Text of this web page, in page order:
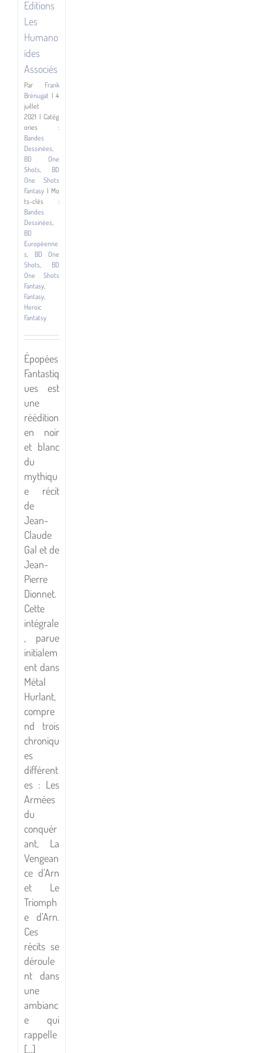
Éditions
Les
Humano
ïdes
Associés
Par Frank
Brénugat | 4
juillet
2021 | Catég
ories :
Bandes
Dessinées,
BD One
Shots, BD
One Shots
Fantasy | Mo
ts-clés :
Bandes
Dessinées,
BD
Européenne
s, BD One
Shots, BD
One Shots
Fantasy,
Fantasy,
Heroic
Fantatsy
Épopées
Fantastiq
ues est
une
réédition
en noir
et blanc
du
mythiqu
e récit
de
Jean-
Claude
Gal et de
Jean-
Pierre
Dionnet.
Cette
intégrale
, parue
initialem
ent dans
Métal
Hurlant,
compre
nd trois
chroniqu
es
différent
es : Les
Armées
du
conquér
ant, La
Vengean
ce d’Arn
et Le
Triomph
e d’Arn.
Ces
récits se
déroule
nt dans
une
ambianc
e qui
rappelle
[...]